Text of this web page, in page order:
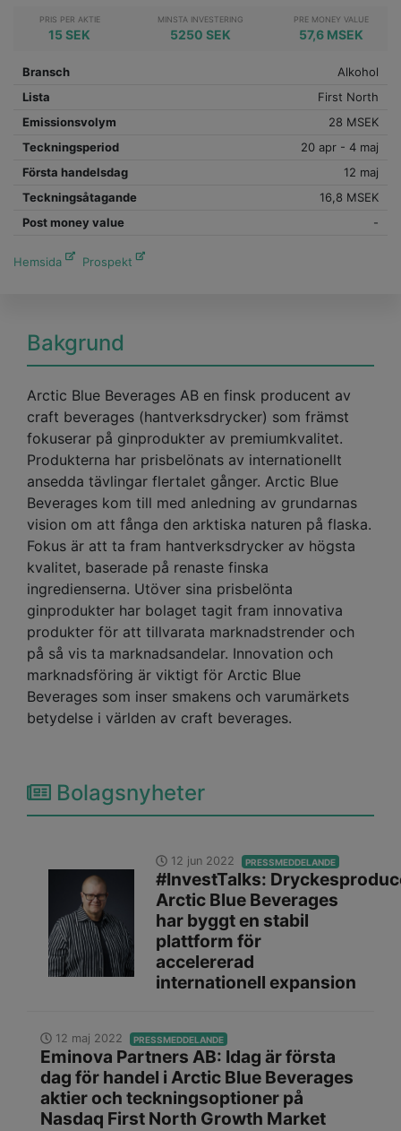
PRIS PER AKTIE
15 SEK
MINSTA INVESTERING
5250 SEK
PRE MONEY VALUE
57,6 MSEK
Bransch
Alkohol
Lista
First North
Emissionsvolym
28 MSEK
Teckningsperiod
20 apr - 4 maj
Första handelsdag
12 maj
Teckningsåtagande
16,8 MSEK
Post money value
-
Hemsida Prospekt
Bakgrund
Arctic Blue Beverages AB en finsk producent av
craft beverages (hantverksdrycker) som främst
fokuserar på ginprodukter av premiumkvalitet.
Produkterna har prisbelönats av internationellt
ansedda tävlingar flertalet gånger. Arctic Blue
Beverages kom till med anledning av grundarnas
vision om att fånga den arktiska naturen på flaska.
Fokus är att ta fram hantverksdrycker av högsta
kvalitet, baserade på renaste finska
ingredienserna. Utöver sina prisbelönta
ginprodukter har bolaget tagit fram innovativa
produkter för att tillvarata marknadstrender och
på så vis ta marknadsandelar. Innovation och
marknadsföring är viktigt för Arctic Blue
Beverages som inser smakens och varumärkets
betydelse i världen av craft beverages.
Bolagsnyheter
12 jun 2022 PRESSMEDDELANDE
#InvestTalks:
Arctic Blue Beverages
har byggt en stabil
plattform för
accelererad
internationell expansion
12 maj 2022 PRESSMEDDELANDE
Eminova Partners AB: Idag är första
dag för handel i Arctic Blue Beverages
aktier och teckningsoptioner på
Nasdaq First North Growth Market